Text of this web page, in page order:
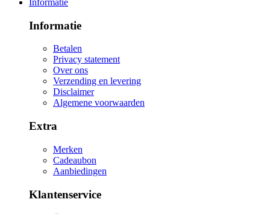
Informatie
Informatie
Betalen
Privacy statement
Over ons
Verzending en levering
Disclaimer
Algemene voorwaarden
Extra
Merken
Cadeaubon
Aanbiedingen
Klantenservice